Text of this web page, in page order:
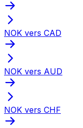
NOK vers CAD
NOK vers AUD
NOK vers CHF